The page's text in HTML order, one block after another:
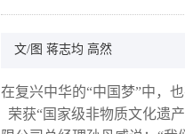
文/图 蒋志均 高然
在复兴中华的“中国梦”中，也
荣获“国家级非物质文化遗